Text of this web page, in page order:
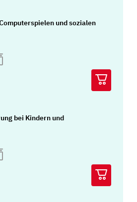
und sozialen
bei Kindern und